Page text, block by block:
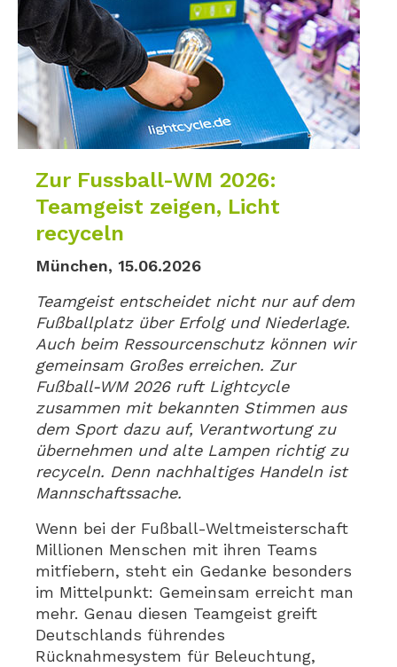
Zur Fussball-WM 2026:
Teamgeist zeigen, Licht
recyceln
München, 15.06.2026
Teamgeist entscheidet nicht nur auf dem
Fußballplatz über Erfolg und Niederlage.
Auch beim Ressourcenschutz können wir
gemeinsam Großes erreichen. Zur
Fußball-WM 2026 ruft Lightcycle
zusammen mit bekannten Stimmen aus
dem Sport dazu auf, Verantwortung zu
übernehmen und alte Lampen richtig zu
recyceln. Denn nachhaltiges Handeln ist
Mannschaftssache.
Wenn bei der Fußball-Weltmeisterschaft
Millionen Menschen mit ihren Teams
mitfiebern, steht ein Gedanke besonders
im Mittelpunkt: Gemeinsam erreicht man
mehr. Genau diesen Teamgeist greift
Deutschlands führendes
Rücknahmesystem für Beleuchtung,